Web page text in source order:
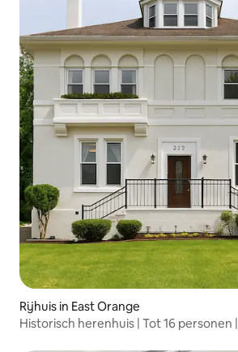
Rijhuis in East Orange
Historisch herenhuis | Tot 16 personen |